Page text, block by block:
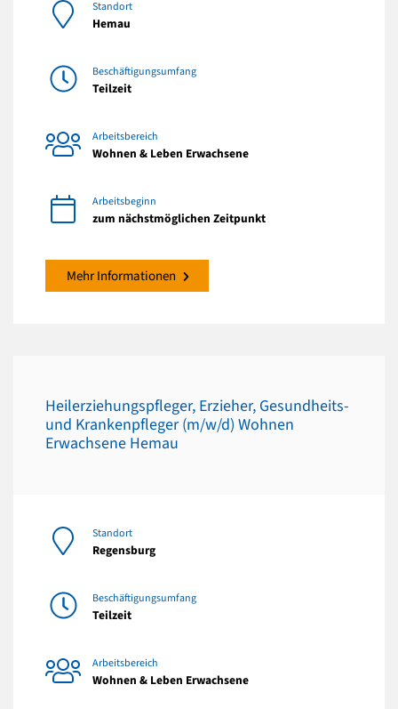
Standort
Hemau
Beschäftigungsumfang
Teilzeit
Arbeitsbereich
Wohnen & Leben Erwachsene
Arbeitsbeginn
zum nächstmöglichen Zeitpunkt
Mehr Informationen
Heilerziehungspfleger, Erzieher, Gesundheits-
und Krankenpfleger (m/w/d) Wohnen
Erwachsene Hemau
Standort
Regensburg
Beschäftigungsumfang
Teilzeit
Arbeitsbereich
Wohnen & Leben Erwachsene